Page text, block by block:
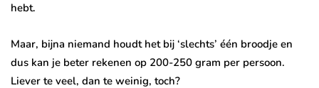
hebt.
Maar, bijna niemand houdt het bij ‘slechts’ één broodje en
dus kan je beter rekenen op 200-250 gram per persoon.
Liever te veel, dan te weinig, toch?